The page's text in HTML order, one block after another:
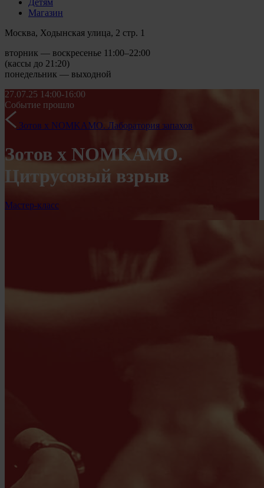
Детям
Магазин
Москва, Ходынская улица, 2 стр. 1
вторник — воскресенье 11:00–22:00
(кассы до 21:20)
понедельник — выходной
27.07.25 14:00-16:00
Событие прошло
Зотов х NOMKAMO. Лаборатория запахов
Зотов х NOMKAMO.
Цитрусовый взрыв
Мастер-класс